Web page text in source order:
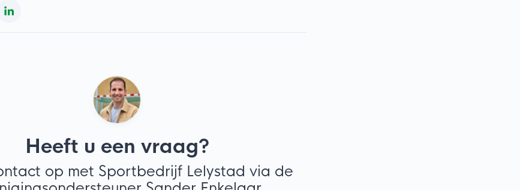
Heeft u een vraag?
op met Sportbedrijf Lelystad via de